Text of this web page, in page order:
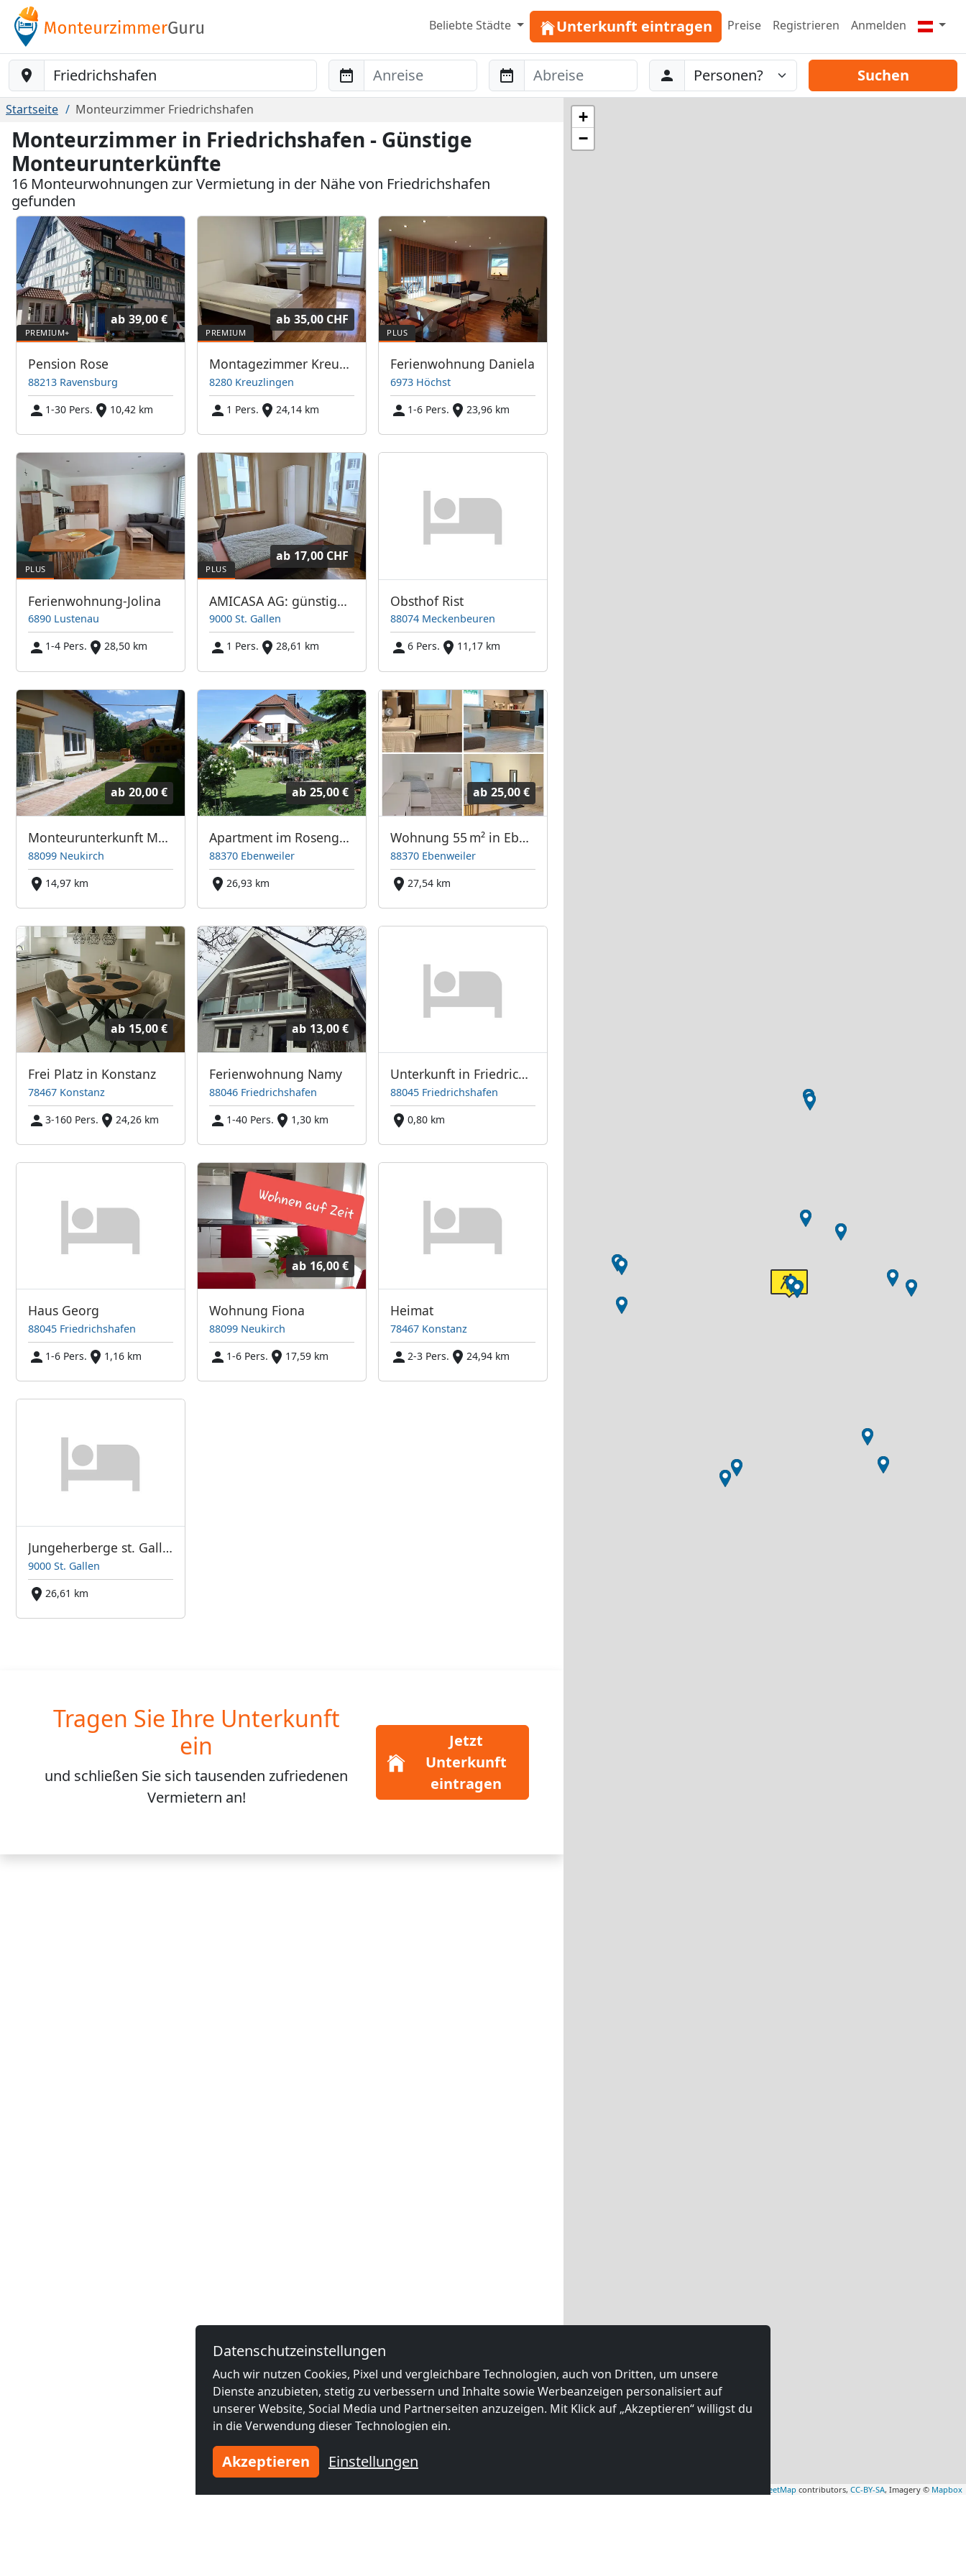
Beliebte Städte Unterkunft eintragen Preise Registrieren Anmelden
Baustelle-Location Anreise Abreise Abreise
Personen Suchen
Startseite Monteurzimmer Friedrichshafen
Monteurzimmer in Friedrichshafen - Günstige
Monteurunterkünfte
16 Monteurwohnungen zur Vermietung in der Nähe von Friedrichshafen
gefunden
ab 39,00 €
Pension Rose
88213 Ravensburg
1-30 Pers.
10,42 km
ab 35,00 CHF
Montagezimmer Kreuzlingen ca. 20qm
8280 Kreuzlingen
1 Pers.
24,14 km
Ferienwohnung Daniela
6973 Höchst
1-6 Pers.
23,96 km
Ferienwohnung-Jolina
6890 Lustenau
1-4 Pers.
28,50 km
ab 17,00 CHF
AMICASA AG: günstige möblierte Zimmer - sauber, hell und freundlich
9000 St. Gallen
1 Pers.
28,61 km
Obsthof Rist
88074 Meckenbeuren
6 Pers.
11,17 km
ab 20,00 €
Monteurunterkunft Müller
88099 Neukirch
14,97 km
ab 25,00 €
Apartment im Rosengarten
88370 Ebenweiler
26,93 km
ab 25,00 €
Wohnung 55 m² in Ebenweiler – 1–2 Personen, möbliert, Parkplatz, WLAN
88370 Ebenweiler
27,54 km
ab 15,00 €
Frei Platz in Konstanz
78467 Konstanz
3-160 Pers.
24,26 km
ab 13,00 €
Ferienwohnung Namy
88046 Friedrichshafen
1-40 Pers.
1,30 km
Unterkunft in Friedrichshafen
88045 Friedrichshafen
0,80 km
Haus Georg
88045 Friedrichshafen
1-6 Pers.
1,16 km
ab 16,00 €
Wohnung Fiona
88099 Neukirch
1-6 Pers.
17,59 km
Heimat
78467 Konstanz
2-3 Pers.
24,94 km
Jungeherberge st. Gallen
9000 St. Gallen
26,61 km
Tragen Sie Ihre Unterkunft
ein
und schließen Sie sichtausenden zufriedenen
Vermietern an!
Jetzt
Unterkunft
eintragen
+
−
OpenStreetMap contributors, CC-BY-SA, Imagery © Mapbox
Datenschutzeinstellungen
Auch wir nutzen Cookies, Pixel und vergleichbare Technologien, auch von Dritten, um unsere
Dienste anzubieten, stetig zu verbessern und Inhalte sowie Werbeanzeigen personalisiert auf
unserer Website, Social Media und Partnerseiten anzuzeigen. Mit Klick auf „Akzeptieren“ willigst du
in die Verwendung dieser Technologien ein.
Akzeptieren Einstellungen